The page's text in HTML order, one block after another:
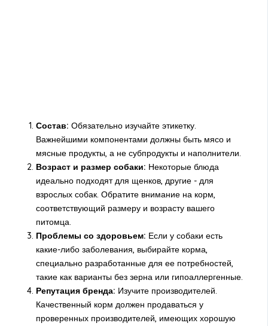
Состав: Обязательно изучайте этикетку.
Важнейшими компонентами должны быть мясо и
мясные продукты, а не субпродукты и наполнители.
Возраст и размер собаки: Некоторые блюда
идеально подходят для щенков, другие - для
взрослых собак. Обратите внимание на корм,
соответствующий размеру и возрасту вашего
питомца.
Проблемы со здоровьем: Если у собаки есть
какие-либо заболевания, выбирайте корма,
специально разработанные для ее потребностей,
такие как варианты без зерна или гипоаллергенные.
Репутация бренда: Изучите производителей.
Качественный корм должен продаваться у
проверенных производителей, имеющих хорошую